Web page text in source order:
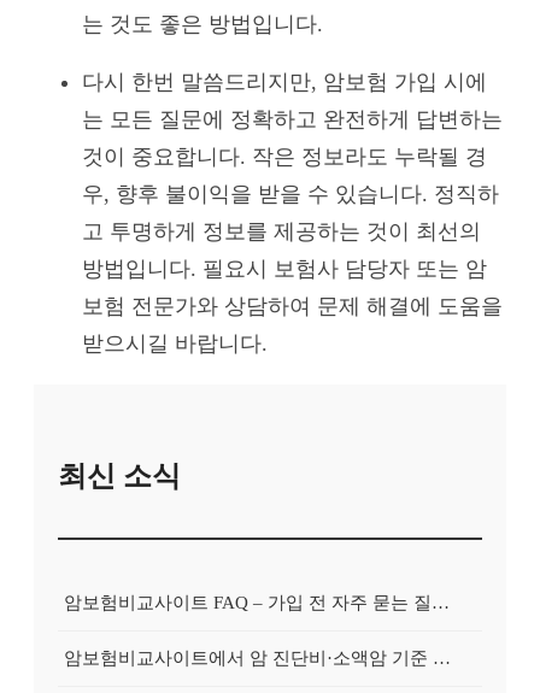
는 것도 좋은 방법입니다.
다시 한번 말씀드리지만, 암보험 가입 시에
는 모든 질문에 정확하고 완전하게 답변하는
것이 중요합니다. 작은 정보라도 누락될 경
우, 향후 불이익을 받을 수 있습니다. 정직하
고 투명하게 정보를 제공하는 것이 최선의
방법입니다. 필요시 보험사 담당자 또는 암
보험 전문가와 상담하여 문제 해결에 도움을
받으시길 바랍니다.
최신 소식
암보험비교사이트 FAQ – 가입 전 자주 묻는 질문 정리
암보험비교사이트에서 암 진단비·소액암 기준 제대로 비교하기